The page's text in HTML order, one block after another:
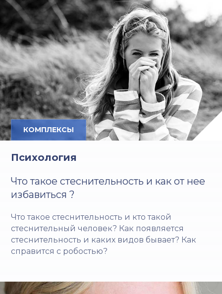
КОМПЛЕКСЫ
Психология
Что такое стеснительность и как от нее
избавиться ?
Что такое стеснительность и кто такой
стеснительный человек? Как появляется
стеснительность и каких видов бывает? Как
справится с робостью?